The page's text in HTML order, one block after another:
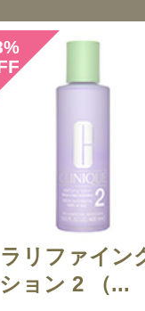
ーを書いて
を投稿する
ージの「購
と1 商品に
%
リファイン
ョン 2 （...